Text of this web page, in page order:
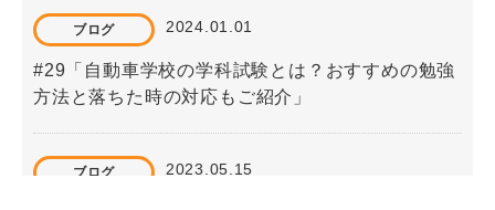
ブログ 2024.01.01
#29「自動車学校の学科試験とは？おすすめの勉強
方法と落ちた時の対応もご紹介」
ブログ 2023.05.15